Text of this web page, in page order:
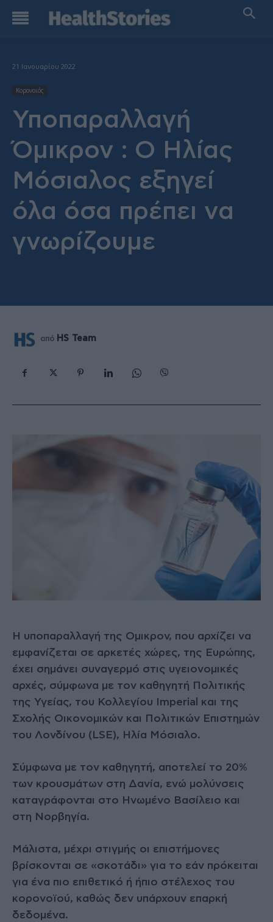
21 Ιανουαρίου 2022
Κορονοιός
Υποπαραλλαγή
Όμικρον : Ο Ηλίας
Μόσιαλος εξηγεί
όλα όσα πρέπει να
γνωρίζουμε
από HS Team
Η υποπαραλλαγή της Ομικρον, που αρχίζει να
εμφανίζεται σε αρκετές χώρες, της Ευρώπης,
έχει σημάνει συναγερμό στις υγειονομικές
αρχές, σύμφωνα με τον καθηγητή Πολιτικής
της Υγείας, του Κολλεγίου Imperial και της
Σχολής Οικονομικών και Πολιτικών Επιστημών
του Λονδίνου (LSE), Ηλία Μόσιαλο.
Σύμφωνα με τον καθηγητή, αποτελεί το 20%
των κρουσμάτων στη Δανία, ενώ μολύνσεις
καταγράφονται στο Ηνωμένο Βασίλειο και
στη Νορβηγία.
Μάλιστα, μέχρι στιγμής οι επιστήμονες
βρίσκονται σε «σκοτάδι» για το εάν πρόκειται
για ένα πιο επιθετικό ή ήπιο στέλεχος του
κορονοϊού, καθώς δεν υπάρχουν επαρκή
δεδομένα.